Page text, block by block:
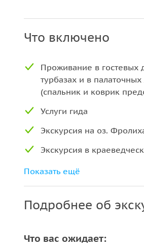
Что включено
Проживание в гостевых
турбазах и в палаточных
(спальник и коврик
Услуги гида
Экскурсия на оз.
Экскурсия в
Трансферы по программе
Питание
Аренда посуды и
Показать ещё
Подробнее об
Что вас ожидает: